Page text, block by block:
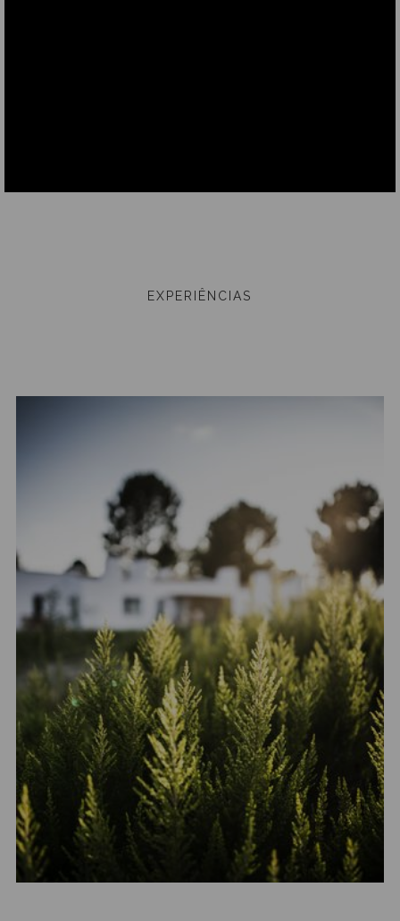
EXPERIÊNCIAS